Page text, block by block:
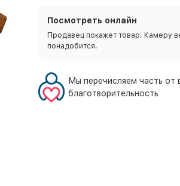
Посмотреть онлайн
Продавец покажет товар. Камеру
понадобится.
Мы перечисляем часть от
благотворительность